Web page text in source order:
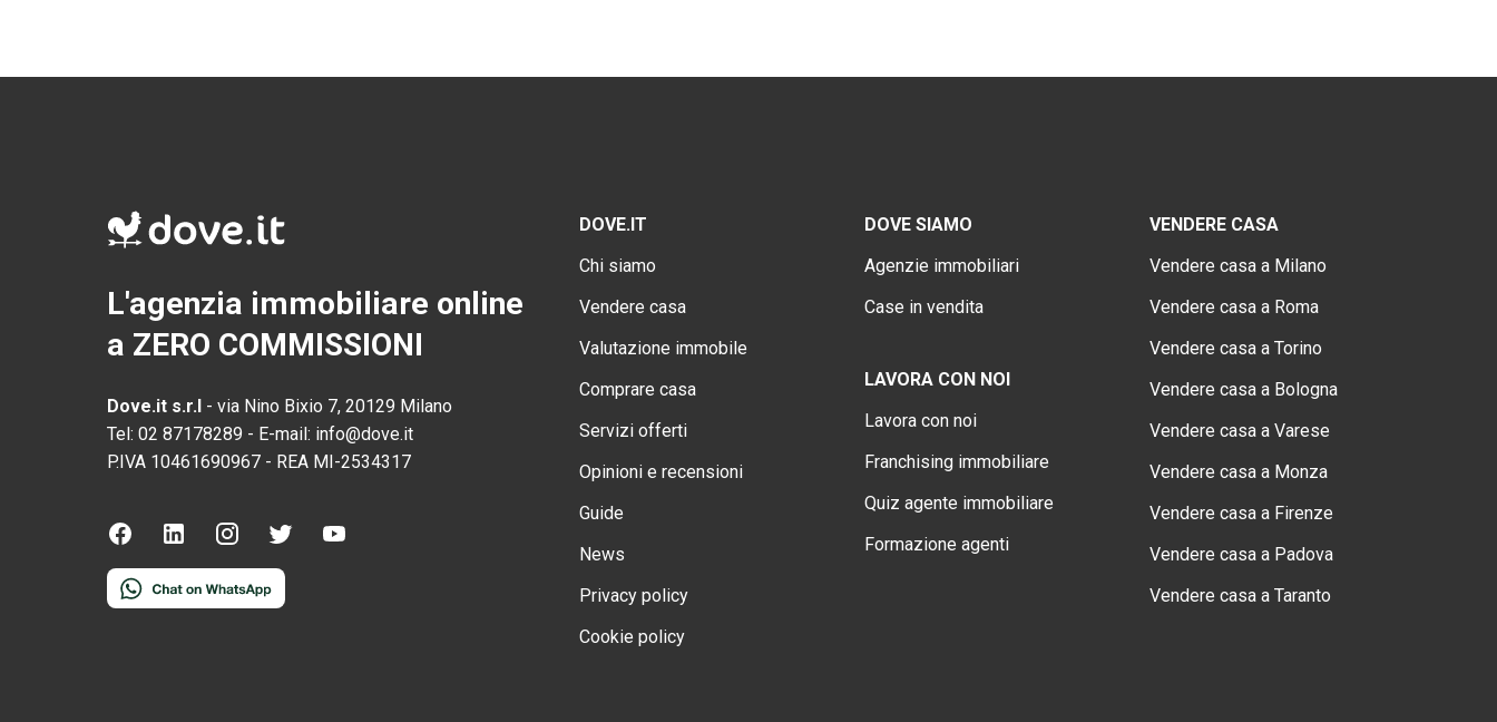
L'agenzia immobiliare online
a ZERO COMMISSIONI
Dove.it s.r.l - via Nino Bixio 7, 20129 Milano
Tel: 02 87178289 - E-mail: info@dove.it
P.IVA 10461690967 - REA MI-2534317
DOVE.IT
Chi siamo
Vendere casa
Valutazione immobile
Comprare casa
Servizi offerti
Opinioni e recensioni
Guide
News
Privacy policy
Cookie policy
DOVE SIAMO
Agenzie immobiliari
Case in vendita
LAVORA CON NOI
Lavora con noi
Franchising immobiliare
Quiz agente immobiliare
Formazione agenti
VENDERE CASA
Vendere casa a Milano
Vendere casa a Roma
Vendere casa a Torino
Vendere casa a Bologna
Vendere casa a Varese
Vendere casa a Monza
Vendere casa a Firenze
Vendere casa a Padova
Vendere casa a Taranto